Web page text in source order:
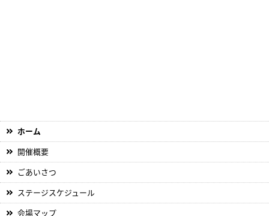
ホーム
開催概要
ごあいさつ
ステージスケジュール
会場マップ